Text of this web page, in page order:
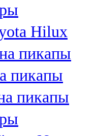
Hilux
пикапы
пикапы
пикапы